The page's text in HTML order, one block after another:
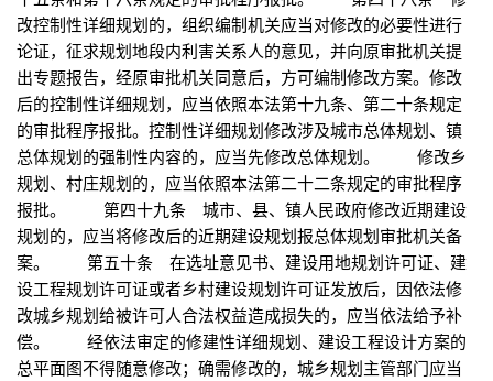
改控制性详细规划的，组织编制机关应当对修改的必要性进行
论证，征求规划地段内利害关系人的意见，并向原审批机关提
出专题报告，经原审批机关同意后，方可编制修改方案。修改
后的控制性详细规划，应当依照本法第十九条、第二十条规定
的审批程序报批。控制性详细规划修改涉及城市总体规划、镇
总体规划的强制性内容的，应当先修改总体规划。 修改乡
规划、村庄规划的，应当依照本法第二十二条规定的审批程序
报批。 第四十九条 城市、县、镇人民政府修改近期建设
规划的，应当将修改后的近期建设规划报总体规划审批机关备
案。 第五十条 在选址意见书、建设用地规划许可证、建
设工程规划许可证或者乡村建设规划许可证发放后，因依法修
改城乡规划给被许可人合法权益造成损失的，应当依法给予补
偿。 经依法审定的修建性详细规划、建设工程设计方案的
总平面图不得随意修改；确需修改的，城乡规划主管部门应当